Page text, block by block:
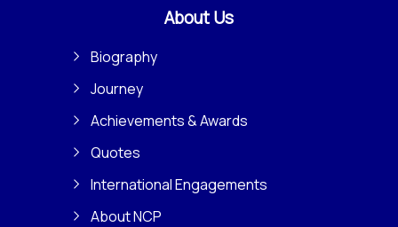
About Us
Biography
Journey
Achievements & Awards
Quotes
International Engagements
About NCP